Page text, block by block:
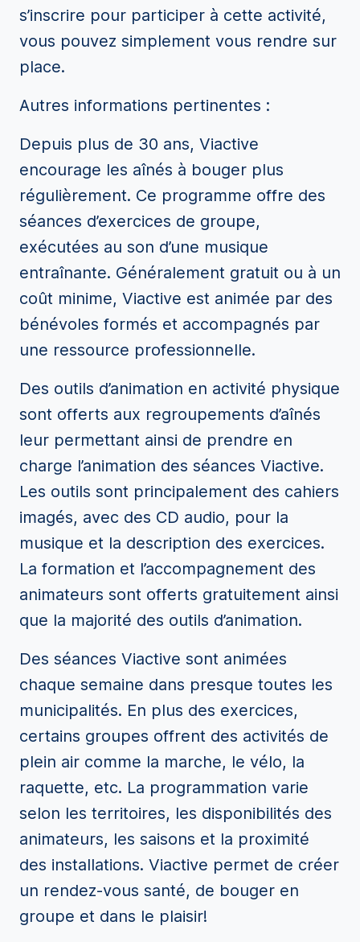
s’inscrire pour participer à cette activité,
vous pouvez simplement vous rendre sur
place.
Autres informations pertinentes :
Depuis plus de 30 ans, Viactive
encourage les aînés à bouger plus
régulièrement. Ce programme offre des
séances d’exercices de groupe,
exécutées au son d’une musique
entraînante. Généralement gratuit ou à un
coût minime, Viactive est animée par des
bénévoles formés et accompagnés par
une ressource professionnelle.
Des outils d’animation en activité physique
sont offerts aux regroupements d’aînés
leur permettant ainsi de prendre en
charge l’animation des séances Viactive.
Les outils sont principalement des cahiers
imagés, avec des CD audio, pour la
musique et la description des exercices.
La formation et l’accompagnement des
animateurs sont offerts gratuitement ainsi
que la majorité des outils d’animation.
Des séances Viactive sont animées
chaque semaine dans presque toutes les
municipalités. En plus des exercices,
certains groupes offrent des activités de
plein air comme la marche, le vélo, la
raquette, etc. La programmation varie
selon les territoires, les disponibilités des
animateurs, les saisons et la proximité
des installations. Viactive permet de créer
un rendez-vous santé, de bouger en
groupe et dans le plaisir!